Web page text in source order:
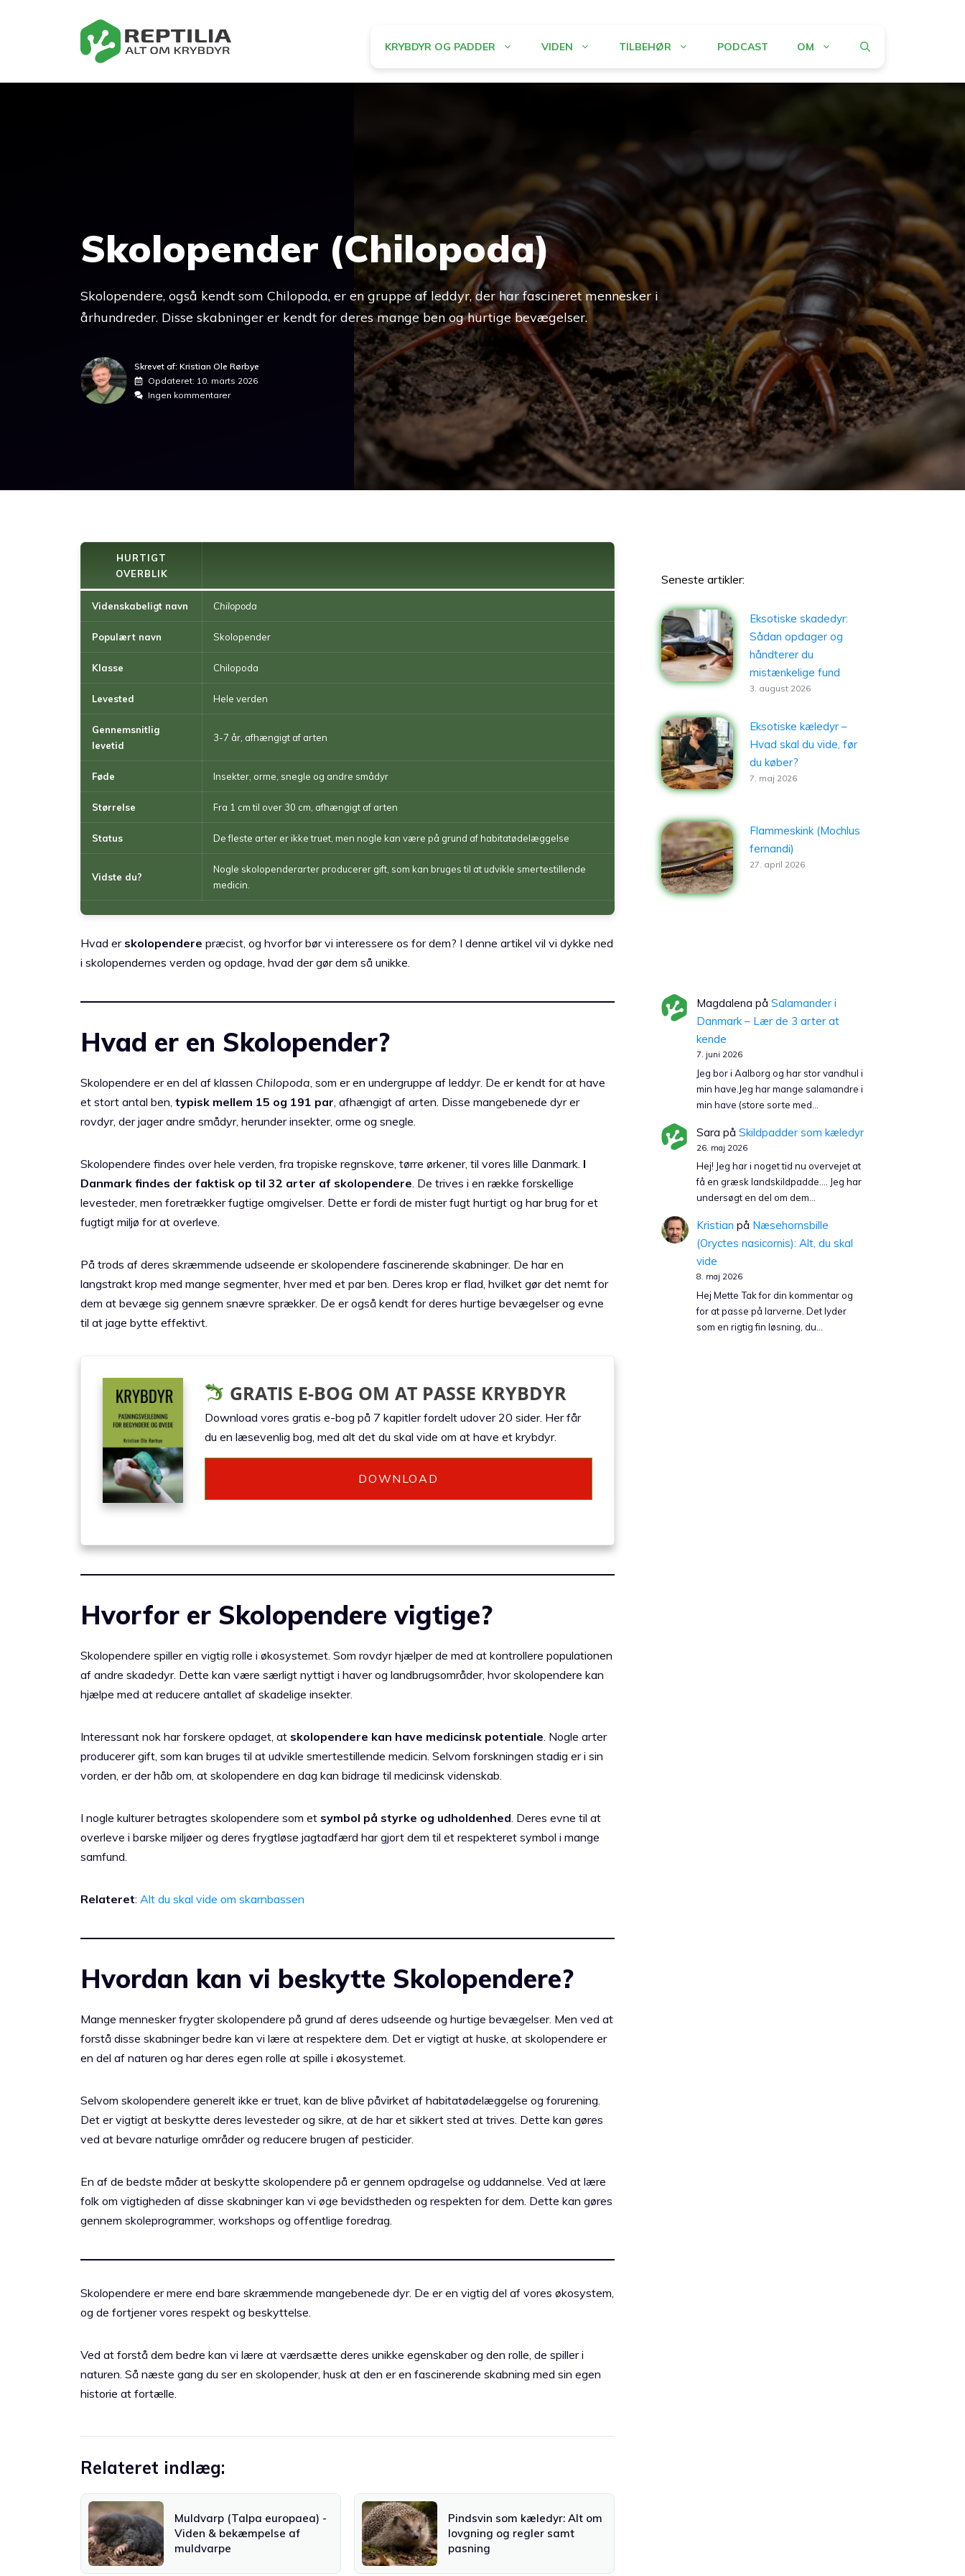
KRYBDYR OG PADDER VIDEN TILBEHØR PODCAST OM
Skolopender (Chilopoda)
Skolopendere, også kendt som Chilopoda, er en gruppe af leddyr, der har fascineret mennesker i
århundreder. Disse skabninger er kendt for deres mange ben og hurtige bevægelser.
Skrevet af: Kristian Ole Rørbye
Opdateret: 10. marts 2026
Ingen kommentarer
HURTIGT
OVERBLIK
Videnskabeligt navn Chilopoda
Populært navn Skolopender
Klasse Chilopoda
Levested Hele verden
Gennemsnitlig
levetid
3-7 år, afhængigt af arten
Føde Insekter, orme, snegle og andre smådyr
Størrelse Fra 1 cm til over 30 cm, afhængigt af arten
Status De fleste arter er ikke truet, men nogle kan være på grund af habitatødelæggelse
Vidste du?
Nogle skolopenderarter producerer gift, som kan bruges til at udvikle smertestillende
medicin.
Hvad er skolopendere præcist, og hvorfor bør vi interessere os for dem? I denne artikel vil vi dykke ned
i skolopendernes verden og opdage, hvad der gør dem så unikke.
Hvad er en Skolopender?
Skolopendere er en del af klassen Chilopoda , som er en undergruppe af leddyr. De er kendt for at have
et stort antal ben, typisk mellem 15 og 191 par , afhængigt af arten. Disse mangebenede dyr er
rovdyr, der jager andre smådyr, herunder insekter, orme og snegle.
Skolopendere findes over hele verden, fra tropiske regnskove, tørre ørkener, til vores lille Danmark. I
Danmark findes der faktisk op til 32 arter af skolopendere . De trives i en række forskellige
levesteder, men foretrækker fugtige omgivelser. Dette er fordi de mister fugt hurtigt og har brug for et
fugtigt miljø for at overleve.
På trods af deres skræmmende udseende er skolopendere fascinerende skabninger. De har en
langstrakt krop med mange segmenter, hver med et par ben. Deres krop er flad, hvilket gør det nemt for
dem at bevæge sig gennem snævre sprækker. De er også kendt for deres hurtige bevægelser og evne
til at jage bytte effektivt.
GRATIS E-BOG OM AT PASSE KRYBDYR
Download vores gratis e-bog på 7 kapitler fordelt udover 20 sider. Her får
du en læsevenlig bog, med alt det du skal vide om at have et krybdyr.
DOWNLOAD
Hvorfor er Skolopendere vigtige?
Skolopendere spiller en vigtig rolle i økosystemet. Som rovdyr hjælper de med at kontrollere populationen
af andre skadedyr. Dette kan være særligt nyttigt i haver og landbrugsområder, hvor skolopendere kan
hjælpe med at reducere antallet af skadelige insekter.
Interessant nok har forskere opdaget, at skolopendere kan have medicinsk potentiale . Nogle arter
producerer gift, som kan bruges til at udvikle smertestillende medicin. Selvom forskningen stadig er i sin
vorden, er der håb om, at skolopendere en dag kan bidrage til medicinsk videnskab.
I nogle kulturer betragtes skolopendere som et symbol på styrke og udholdenhed . Deres evne til at
overleve i barske miljøer og deres frygtløse jagtadfærd har gjort dem til et respekteret symbol i mange
samfund.
Relateret: Alt du skal vide om skarnbassen
Hvordan kan vi beskytte Skolopendere?
Mange mennesker frygter skolopendere på grund af deres udseende og hurtige bevægelser. Men ved at
forstå disse skabninger bedre kan vi lære at respektere dem. Det er vigtigt at huske, at skolopendere er
en del af naturen og har deres egen rolle at spille i økosystemet.
Selvom skolopendere generelt ikke er truet, kan de blive påvirket af habitatødelæggelse og forurening.
Det er vigtigt at beskytte deres levesteder og sikre, at de har et sikkert sted at trives. Dette kan gøres
ved at bevare naturlige områder og reducere brugen af pesticider.
En af de bedste måder at beskytte skolopendere på er gennem opdragelse og uddannelse. Ved at lære
folk om vigtigheden af disse skabninger kan vi øge bevidstheden og respekten for dem. Dette kan gøres
gennem skoleprogrammer, workshops og offentlige foredrag.
Skolopendere er mere end bare skræmmende mangebenede dyr. De er en vigtig del af vores økosystem,
og de fortjener vores respekt og beskyttelse.
Ved at forstå dem bedre kan vi lære at værdsætte deres unikke egenskaber og den rolle, de spiller i
naturen. Så næste gang du ser en skolopender, husk at den er en fascinerende skabning med sin egen
historie at fortælle.
Relateret indlæg:
Muldvarp (Talpa europaea) -
Viden & bekæmpelse af
muldvarpe
Pindsvin som kæledyr: Alt om
lovgning og regler samt
pasning
Seneste artikler:
Eksotiske skadedyr:
Sådan opdager og
håndterer du
mistænkelige fund
3. august 2026
Eksotiske kæledyr –
Hvad skal du vide, før
du køber?
7. maj 2026
Flammeskink (Mochlus
fernandi)
27. april 2026
Magdalena på Salamander i
Danmark – Lær de 3 arter at
kende
7. juni 2026
Jeg bor i Aalborg og har stor vandhul i
min have.Jeg har mange salamandre i
min have (store sorte med…
Sara på Skildpadder som kæledyr
26. maj 2026
Hej! Jeg har i noget tid nu overvejet at
få en græsk landskildpadde…. Jeg har
undersøgt en del om dem…
Kristian på Næsehornsbille
(Oryctes nasicornis): Alt, du skal
vide
8. maj 2026
Hej Mette Tak for din kommentar og
for at passe på larverne. Det lyder
som en rigtig fin løsning, du…